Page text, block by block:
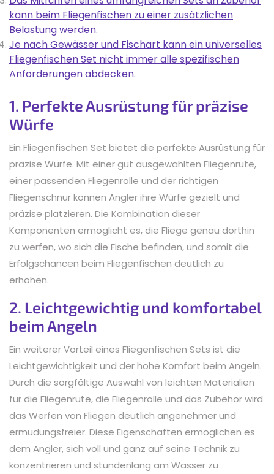
kann beim Fliegenfischen zu einer zusätzlichen
Belastung werden.
Je nach Gewässer und Fischart kann ein universelles
Fliegenfischen Set nicht immer alle spezifischen
Anforderungen abdecken.
1. Perfekte Ausrüstung für präzise
Würfe
Ein Fliegenfischen Set bietet die perfekte Ausrüstung für
präzise Würfe. Mit einer gut ausgewählten Fliegenrute,
einer passenden Fliegenrolle und der richtigen
Fliegenschnur können Angler ihre Würfe gezielt und
präzise platzieren. Die Kombination dieser
Komponenten ermöglicht es, die Fliege genau dorthin
zu werfen, wo sich die Fische befinden, und somit die
Erfolgschancen beim Fliegenfischen deutlich zu
erhöhen.
2. Leichtgewichtig und komfortabel
beim Angeln
Ein weiterer Vorteil eines Fliegenfischen Sets ist die
Leichtgewichtigkeit und der hohe Komfort beim Angeln.
Durch die sorgfältige Auswahl von leichten Materialien
für die Fliegenrute, die Fliegenrolle und das Zubehör wird
das Werfen von Fliegen deutlich angenehmer und
ermüdungsfreier. Diese Eigenschaften ermöglichen es
dem Angler, sich voll und ganz auf seine Technik zu
konzentrieren und stundenlang am Wasser zu